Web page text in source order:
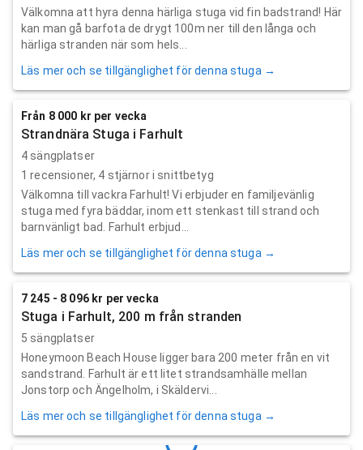
Välkomna att hyra denna härliga stuga vid fin badstrand! Här
kan man gå barfota de drygt 100m ner till den långa och
härliga stranden när som hels...
Läs mer och se tillgänglighet för denna stuga →
Från 8 000 kr per vecka
Strandnära Stuga i Farhult
4 sängplatser
1 recensioner, 4 stjärnor i snittbetyg
Välkomna till vackra Farhult! Vi erbjuder en familjevänlig
stuga med fyra bäddar, inom ett stenkast till strand och
barnvänligt bad. Farhult erbjud...
Läs mer och se tillgänglighet för denna stuga →
7 245 - 8 096 kr per vecka
Stuga i Farhult, 200 m från stranden
5 sängplatser
Honeymoon Beach House ligger bara 200 meter från en vit
sandstrand. Farhult är ett litet strandsamhälle mellan
Jonstorp och Ängelholm, i Skäldervi...
Läs mer och se tillgänglighet för denna stuga →